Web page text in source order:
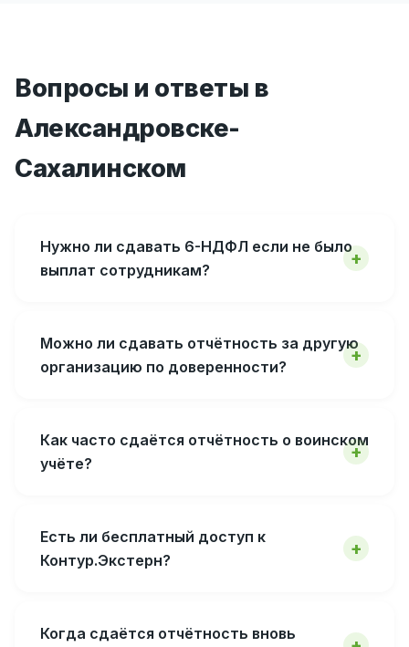
Вопросы и ответы в
Александровске-
Сахалинском
Нужно ли сдавать 6-НДФЛ если не было
выплат сотрудникам?
Можно ли сдавать отчётность за другую
организацию по доверенности?
Как часто сдаётся отчётность о воинском
учёте?
Есть ли бесплатный доступ к
Контур.Экстерн?
Когда сдаётся отчётность вновь